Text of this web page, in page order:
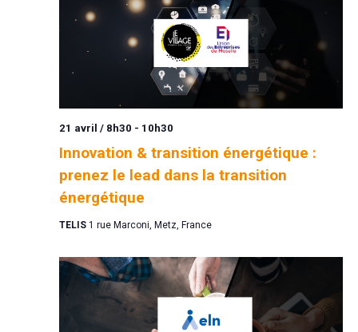
Innovation & transition énergétique :
prenez le lead dans la transition
énergétique
21 avril / 8h30 - 10h30
TELIS 1 rue Marconi, Metz, France